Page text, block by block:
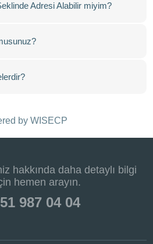
Adresi Alabilir miyim?
by WISECP
hakkında daha detaylı bilgi
hemen arayın.
987 04 04